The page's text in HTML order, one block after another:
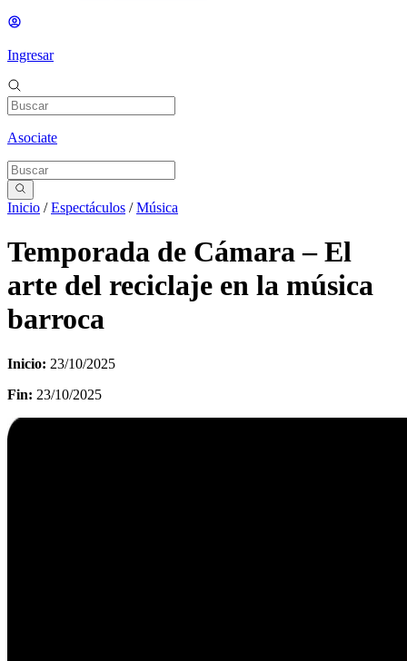
Ingresar
Asociate
Inicio /Espectáculos /Música
Temporada de Cámara – El
arte del reciclaje en la música
barroca
Inicio: 23/10/2025
Fin: 23/10/2025